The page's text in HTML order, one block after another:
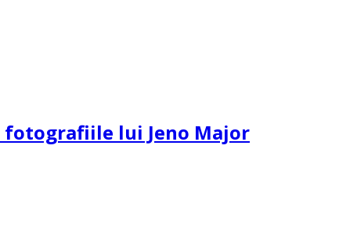
lui Jeno Major